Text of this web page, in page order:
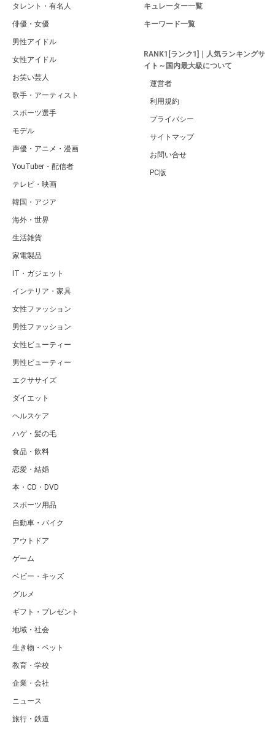
タレント・有名人
俳優・女優
男性アイドル
女性アイドル
お笑い芸人
歌手・アーティスト
スポーツ選手
モデル
声優・アニメ・漫画
YouTuber・配信者
テレビ・映画
韓国・アジア
海外・世界
生活雑貨
家電製品
IT・ガジェット
インテリア・家具
女性ファッション
男性ファッション
女性ビューティー
男性ビューティー
エクササイズ
ダイエット
ヘルスケア
ハゲ・髪の毛
食品・飲料
恋愛・結婚
本・CD・DVD
スポーツ用品
自動車・バイク
アウトドア
ゲーム
ベビー・キッズ
グルメ
ギフト・プレゼント
地域・社会
生き物・ペット
教育・学校
企業・会社
ニュース
旅行・鉄道
キュレーター一覧
キーワード一覧
RANK1[ランク1]｜人気ランキングサ
イト～国内最大級について
運営者
利用規約
プライバシー
サイトマップ
お問い合せ
PC版